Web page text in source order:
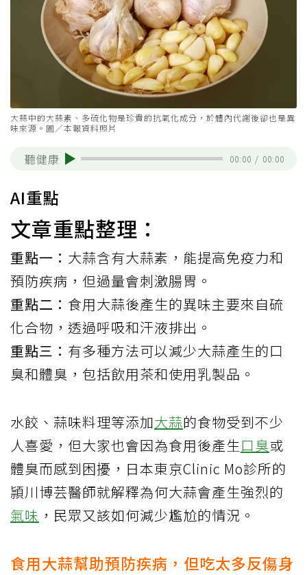
大蒜中的大蒜素、多硫化物是珍貴的抗氧化成分，於體內代謝後卻也是異
味來源。圖／本報資料照片
聽健康 00:00 / 00:00
AI重點
文章重點整理：
重點一： 大蒜含有大蒜素，能提高免疫力和
預防疾病，但過量會刺激腸胃。
重點二： 食用大蒜後產生的異味主要來自硫
化合物，透過呼吸和汗液排出。
重點三： 有多種方法可以減少大蒜產生的口
臭和體臭，包括飲用茶和使用乳製品。
水餃、蒜味料理等添加大蒜的食物受到不少
人喜愛，但大家也會因為食用後產生口臭或
體臭而感到困擾，日本東京Clinic Mo診所的
頴川博芸醫師就解釋為何大蒜會產生強烈的
氣味 ，民眾又該如何減少尷尬的情況。
食用大蒜幫助預防疾病，但吃太多反傷身